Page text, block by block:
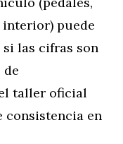
puede
las cifras son
de
taller oficial
consistencia en